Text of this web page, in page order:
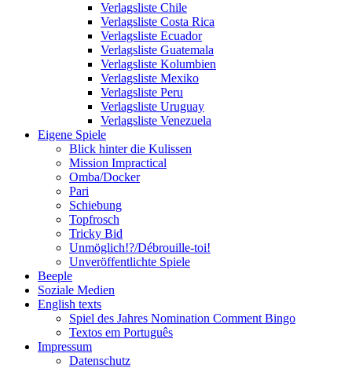
Verlagsliste Chile
Verlagsliste Costa Rica
Verlagsliste Ecuador
Verlagsliste Guatemala
Verlagsliste Kolumbien
Verlagsliste Mexiko
Verlagsliste Peru
Verlagsliste Uruguay
Verlagsliste Venezuela
Eigene Spiele
Blick hinter die Kulissen
Mission Impractical
Omba/Docker
Pari
Schiebung
Topfrosch
Tricky Bid
Unmöglich!?/Débrouille-toi!
Unveröffentlichte Spiele
Beeple
Soziale Medien
English texts
Spiel des Jahres Nomination Comment Bingo
Textos em Português
Impressum
Datenschutz